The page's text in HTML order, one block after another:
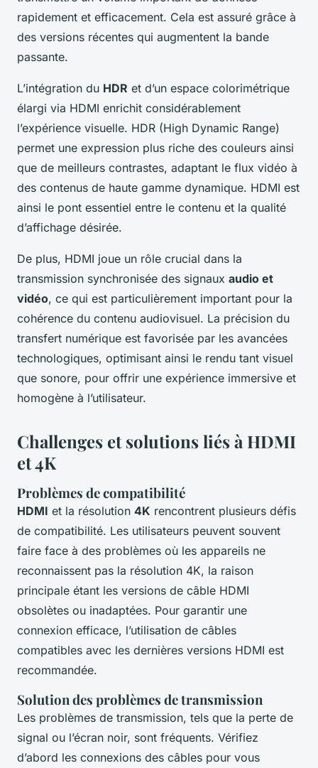
rapidement et efficacement. Cela est assuré grâce à
des versions récentes qui augmentent la bande
passante.
L’intégration du HDR et d’un espace colorimétrique
élargi via HDMI enrichit considérablement
l’expérience visuelle. HDR (High Dynamic Range)
permet une expression plus riche des couleurs ainsi
que de meilleurs contrastes, adaptant le flux vidéo à
des contenus de haute gamme dynamique. HDMI est
ainsi le pont essentiel entre le contenu et la qualité
d’affichage désirée.
De plus, HDMI joue un rôle crucial dans la
transmission synchronisée des signaux audio et
vidéo, ce qui est particulièrement important pour la
cohérence du contenu audiovisuel. La précision du
transfert numérique est favorisée par les avancées
technologiques, optimisant ainsi le rendu tant visuel
que sonore, pour offrir une expérience immersive et
homogène à l’utilisateur.
Challenges et solutions liés à HDMI
et 4K
Problèmes de compatibilité
HDMI et la résolution 4K rencontrent plusieurs défis
de compatibilité. Les utilisateurs peuvent souvent
faire face à des problèmes où les appareils ne
reconnaissent pas la résolution 4K, la raison
principale étant les versions de câble HDMI
obsolètes ou inadaptées. Pour garantir une
connexion efficace, l’utilisation de câbles
compatibles avec les dernières versions HDMI est
recommandée.
Solution des problèmes de transmission
Les problèmes de transmission, tels que la perte de
signal ou l’écran noir, sont fréquents. Vérifiez
d’abord les connexions des câbles pour vous